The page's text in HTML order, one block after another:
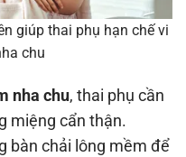
giúp thai phụ hạn chế vi
chu
nha chu, thai phụ cần
miệng cẩn thận.
bàn chải lông mềm để